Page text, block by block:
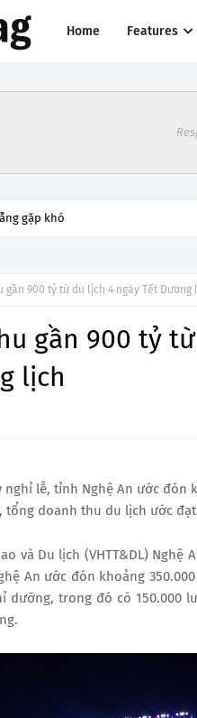
Home Features
gặp khó
gần 900 tỷ từ du lịch 4 ngày Tết Dương
gần 900 tỷ
lịch
nghỉ lễ, tỉnh Nghệ An ước đón
tổng doanh thu du lịch ước
và Du lịch (VHTT&DL) Nghệ
An ước đón khoảng
dưỡng, trong đó có 150.000